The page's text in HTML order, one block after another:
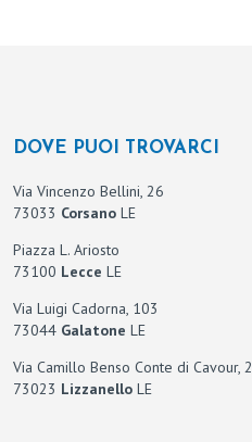
DOVE PUOI TROVARCI
Via Vincenzo Bellini, 26
73033 Corsano LE
Piazza L. Ariosto
73100 Lecce LE
Via Luigi Cadorna, 103
73044 Galatone LE
Via Camillo Benso Conte di Cavour, 2
73023 Lizzanello LE